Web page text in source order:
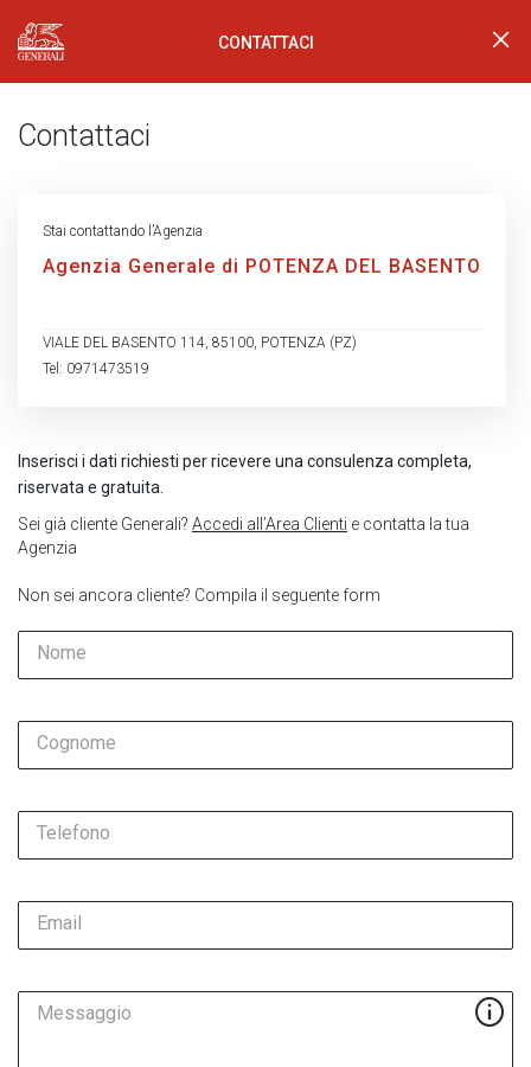
Generali Logo CONTATTACI
Contattaci
Inserisci i dati richiesti per ricevere una consulenza completa,
riservata e gratuita.
Sei già cliente Generali? Accedi all’Area Clienti e contatta la tua
Agenzia
Non sei ancora cliente? Compila il seguente form
Nome
Cognome
Telefono
Email
Messaggio
Stai contattando l’Agenzia
Agenzia Generale di POTENZA DEL BASENTO
VIALE DEL BASENTO 114, 85100, POTENZA (PZ)
Tel: 0971473519